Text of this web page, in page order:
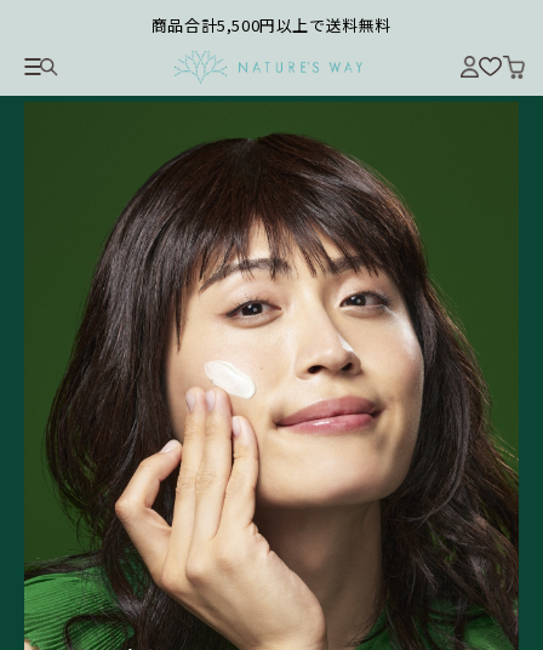
商品合計5,500円以上で送料無料